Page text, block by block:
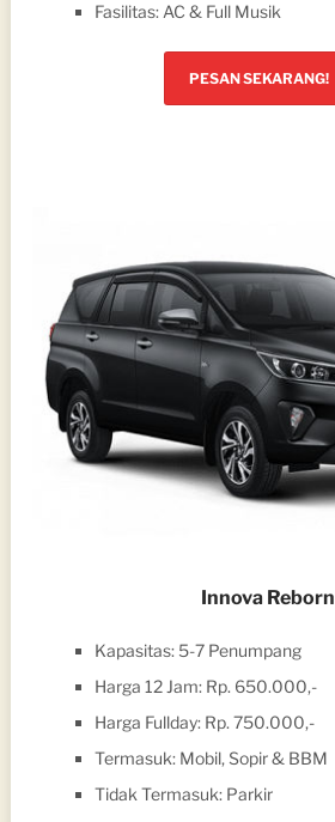
Fasilitas: AC & Full Musik
PESAN SEKARANG!
Innova Reborn
Kapasitas: 5-7 Penumpang
Harga 12 Jam: Rp. 650.000,-
Harga Fullday: Rp. 750.000,-
Termasuk: Mobil, Sopir & BBM
Tidak Termasuk: Parkir